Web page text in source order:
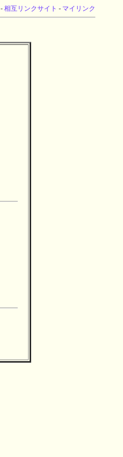
-相互リンクサイト - マイリンク